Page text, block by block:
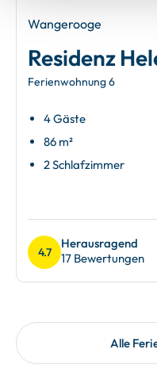
Wangerooge
Residenz
Ferienwohnung 6
4 Gäste
86 m²
2 Schlafzimmer
4.7
Herausragend
17 Bewertungen
Alle